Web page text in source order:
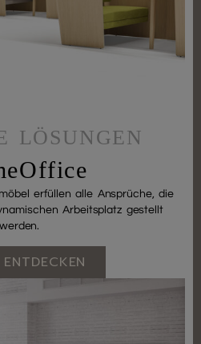
LÖSUNGEN
erfüllen alle Ansprüche, die
Arbeitsplatz gestellt
werden.